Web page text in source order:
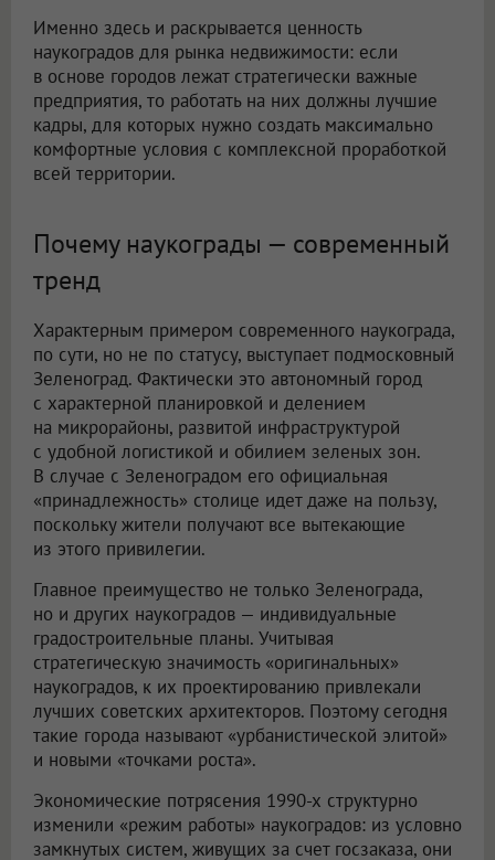
Именно здесь и раскрывается ценность
наукоградов для рынка недвижимости: если
в основе городов лежат стратегически важные
предприятия, то работать на них должны лучшие
кадры, для которых нужно создать максимально
комфортные условия с комплексной проработкой
всей территории.
Почему наукограды — современный
тренд
Характерным примером современного наукограда,
по сути, но не по статусу, выступает подмосковный
Зеленоград. Фактически это автономный город
с характерной планировкой и делением
на микрорайоны, развитой инфраструктурой
с удобной логистикой и обилием зеленых зон.
В случае с Зеленоградом его официальная
«принадлежность» столице идет даже на пользу,
поскольку жители получают все вытекающие
из этого привилегии.
Главное преимущество не только Зеленограда,
но и других наукоградов — индивидуальные
градостроительные планы. Учитывая
стратегическую значимость «оригинальных»
наукоградов, к их проектированию привлекали
лучших советских архитекторов. Поэтому сегодня
такие города называют «урбанистической элитой»
и новыми «точками роста».
Экономические потрясения 1990-х структурно
изменили «режим работы» наукоградов: из условно
замкнутых систем, живущих за счет госзаказа, они